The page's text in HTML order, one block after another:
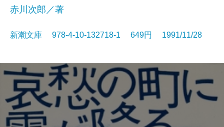
赤川次郎／著
新潮文庫 978-4-10-132718-1 649円 1991/11/28